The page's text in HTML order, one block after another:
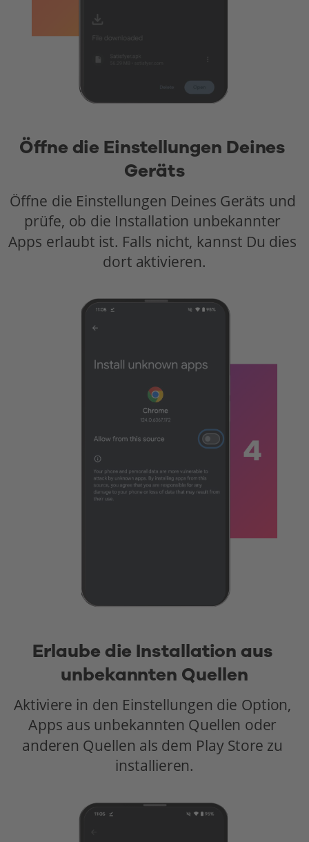
Öffne die Einstellungen Deines
Geräts
Öffne die Einstellungen Deines Geräts und
prüfe, ob die Installation unbekannter
Apps erlaubt ist. Falls nicht, kannst Du dies
dort aktivieren.
Erlaube die Installation aus
unbekannten Quellen
Aktiviere in den Einstellungen die Option,
Apps aus unbekannten Quellen oder
anderen Quellen als dem Play Store zu
installieren.